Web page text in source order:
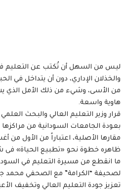
ليس من السهل أن تُكتب عن التعليم
والخذلان الإداري، دون أن يتداخل في
من الأسى، وشيء من ذلك الأمل الذي
هاوية واسعة.
قرار وزير التعليم العالي والبحث
بعودة الجامعات السودانية من مراكزها
مقارها الأصلية، اعتباراً من الأول
ظاهره خطوة نحو «تطبيع الحياة» فى
ما انقطع من مسيرة التعليم في
لصحيفة “الكرامة” مع الصحفي محمد
تعزيز جودة التعليم العالي وتخفيف